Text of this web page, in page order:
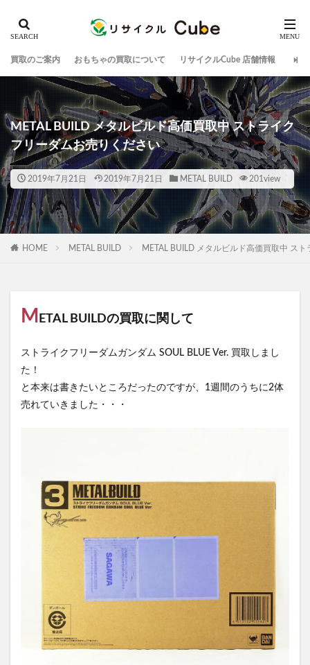
買取のご案内 おもちゃの買取について リサイクルCube 店舗情報
METAL BUILD メタルビルド高価買取中 ストライク
フリーダムお売りください
2019年7月21日 2019年7月21日 METAL BUILD 201view
HOME METAL BUILD METAL BUILD メタルビルド高価買取中 ス
M ETAL BUILDの買取に関して
ストライクフリーダムガンダム SOUL BLUE Ver. 買取しまし
た！
と本来は書きたいところだったのですが、1週間のうちに2体
売れていきました・・・